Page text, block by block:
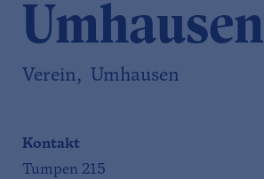
Umhausen
Verein, Umhausen
Kontakt
Tumpen 215